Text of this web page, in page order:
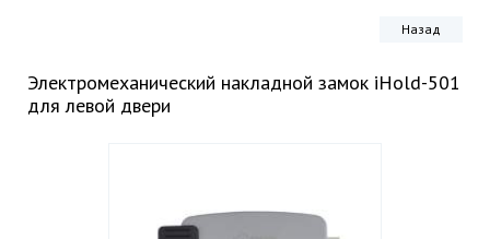
Назад
Электромеханический накладной замок iHold-501
для левой двери